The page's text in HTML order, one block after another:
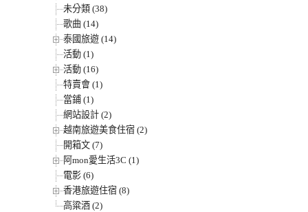
未分類 (38)
歌曲 (14)
泰國旅遊 (14)
活動 (1)
活動 (16)
特賣會 (1)
當鋪 (1)
網站設計 (2)
越南旅遊美食住宿 (2)
開箱文 (7)
阿mon愛生活3C (1)
電影 (6)
香港旅遊住宿 (8)
高粱酒 (2)